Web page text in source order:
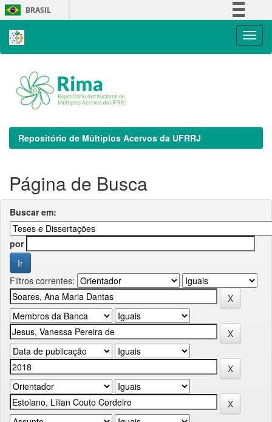
Skip
navigation
BRASIL
Repositório de Múltiplos Acervos da UFRRJ
Página de Busca
Buscar em:
por
Filtros correntes: